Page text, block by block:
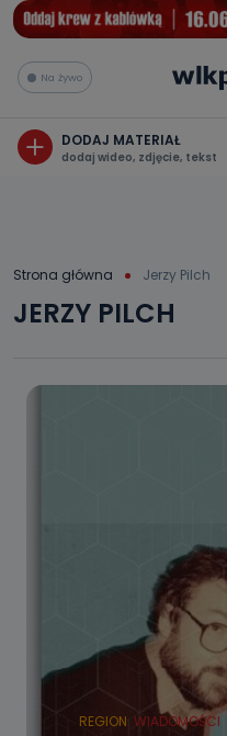
Na żywo
DODAJ MATERIAŁ
dodaj wideo, zdjęcie, tekst
Strona główna Jerzy Pilch
JERZY PILCH
REGION WIADOMOŚCI